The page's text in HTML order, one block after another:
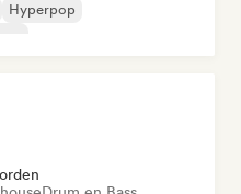
Hyperpop